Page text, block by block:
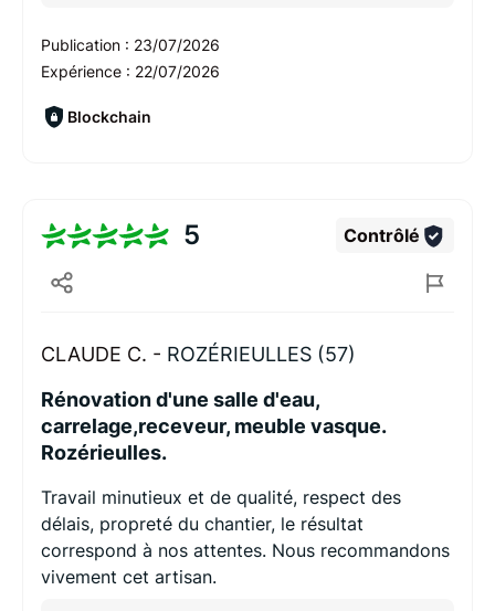
Publication : 23/07/2026
Expérience : 22/07/2026
Blockchain
5 Contrôlé
CLAUDE C. - ROZÉRIEULLES (57)
Rénovation d'une salle d'eau,
carrelage,receveur, meuble vasque.
Rozérieulles.
Travail minutieux et de qualité, respect des
délais, propreté du chantier, le résultat
correspond à nos attentes. Nous recommandons
vivement cet artisan.